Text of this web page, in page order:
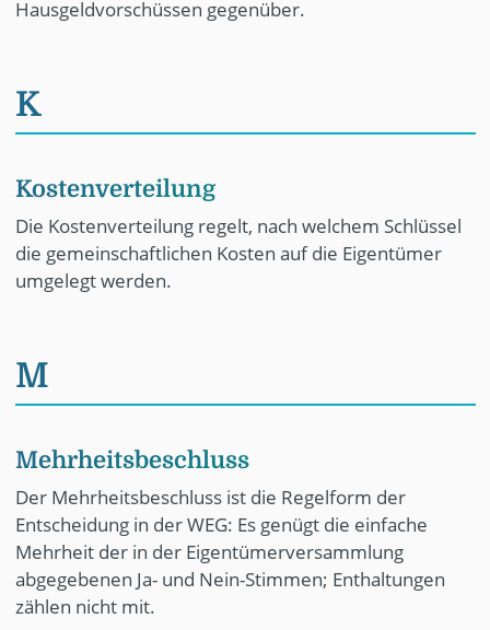
Hausgeldvorschüssen gegenüber.
K
Kostenverteilung
Die Kostenverteilung regelt, nach welchem Schlüssel
die gemeinschaftlichen Kosten auf die Eigentümer
umgelegt werden.
M
Mehrheitsbeschluss
Der Mehrheitsbeschluss ist die Regelform der
Entscheidung in der WEG: Es genügt die einfache
Mehrheit der in der Eigentümerversammlung
abgegebenen Ja- und Nein-Stimmen; Enthaltungen
zählen nicht mit.